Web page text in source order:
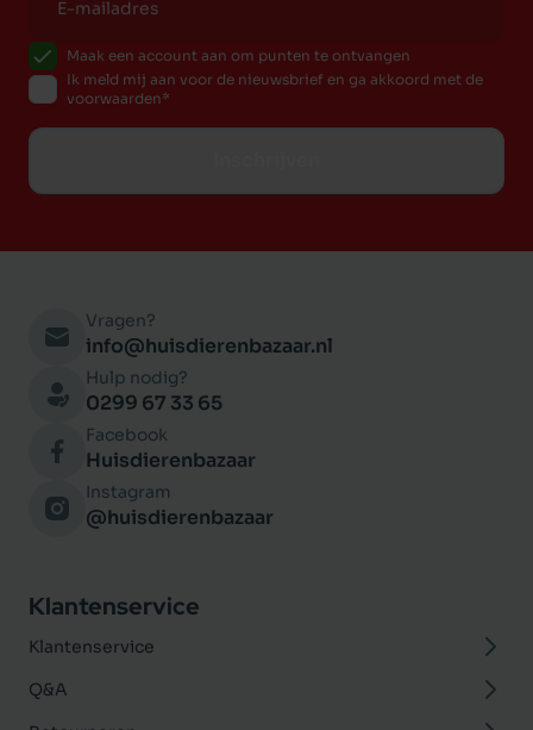
Maak een account aan om punten te ontvangen
Ik meld mij aan voor de nieuwsbrief en ga akkoord met de
voorwaarden
Vragen?
info@huisdierenbazaar.nl
Hulp nodig?
0299 67 33 65
Facebook
Huisdierenbazaar
Instagram
@huisdierenbazaar
Klantenservice
Klantenservice
Q&A